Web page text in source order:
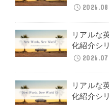
リアルな
化紹介シ
リアルな
化紹介シ